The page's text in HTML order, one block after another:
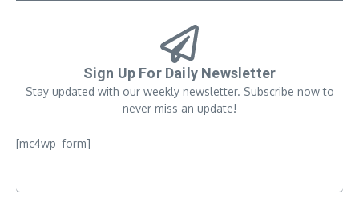
Sign Up For Daily Newsletter
Stay updated with our weekly newsletter. Subscribe now to
never miss an update!
[mc4wp_form]